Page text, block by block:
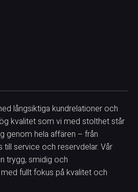
långsiktiga kundrelationer och
kvalitet som vi med stolthet står
genom hela affären – från
till service och reservdelar. Vår
trygg, smidig och
fullt fokus på kvalitet och